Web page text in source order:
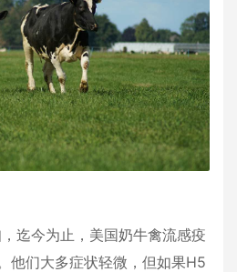
迄今为止，美国奶牛禽流感疫
他们大多症状轻微，但如果H5
o
n